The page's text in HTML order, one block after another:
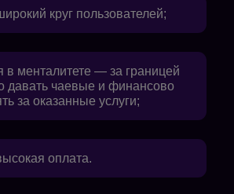
круг пользователей;
в менталитете — за границей
давать чаевые и финансово
за оказанные услуги;
оплата.